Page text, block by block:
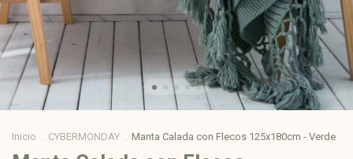
Inicio . CYBERMONDAY . Manta Calada con Flecos 125x180cm - Verde